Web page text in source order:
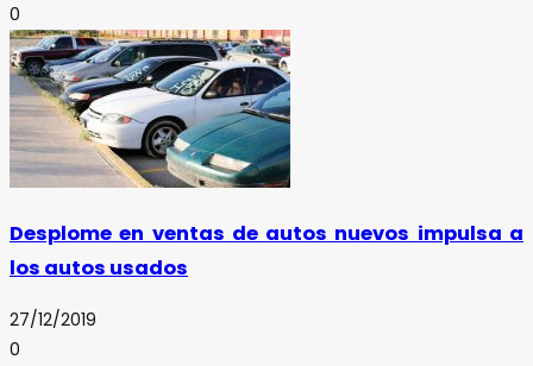
0
Desplome en ventas de autos nuevos impulsa a
los autos usados
27/12/2019
0